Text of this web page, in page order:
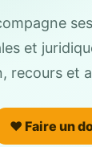
et
recours et
❤️ Faire un